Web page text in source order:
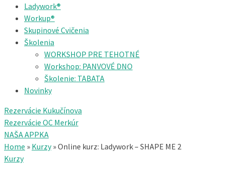
Ladywork®
Workup®
Skupinové Cvičenia
Školenia
WORKSHOP PRE TEHOTNÉ
Workshop: PANVOVÉ DNO
Školenie: TABATA
Novinky
Rezervácie Kukučínova
Rezervácie OC Merkúr
NAŠA APPKA
Home » Kurzy »Online kurz: Ladywork – SHAPE ME 2
Kurzy